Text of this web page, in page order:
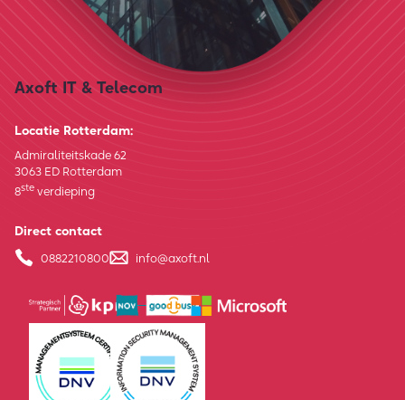
Axoft IT & Telecom
Locatie Rotterdam:
Admiraliteitskade 62
3063 ED Rotterdam
8ste verdieping
Direct contact
0882210800 info@axoft.nl